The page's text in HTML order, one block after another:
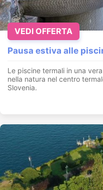
Pausa estiva alle
Le piscine termali in una
nella natura nel centro
Slovenia.
VEDI OFFERTA